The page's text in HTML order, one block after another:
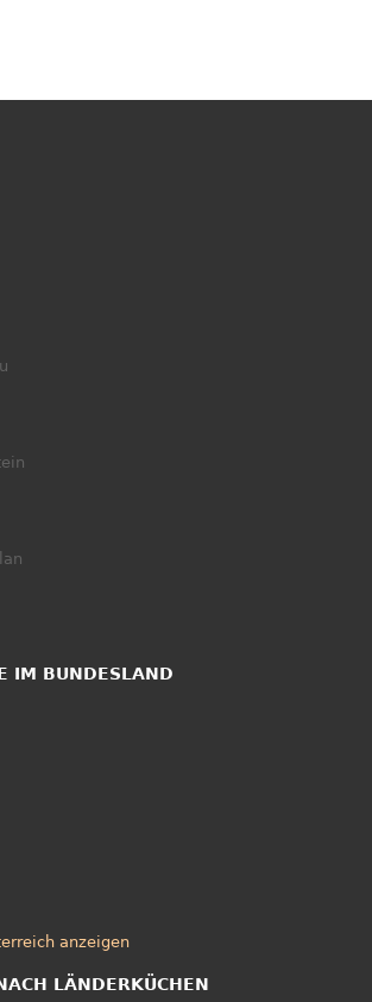
IM BUNDESLAND
anzeigen
LÄNDERKÜCHEN